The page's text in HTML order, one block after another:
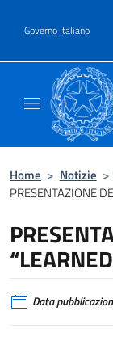
Governo Italiano
Home > Notizie >
PRESENTAZIONE
Data